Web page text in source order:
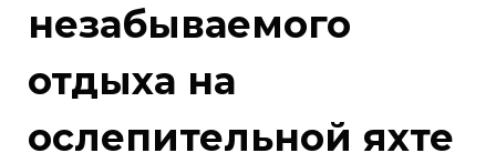
незабываемого
отдыха на
ослепительной яхте